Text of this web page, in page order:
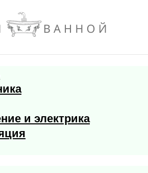
и электрика